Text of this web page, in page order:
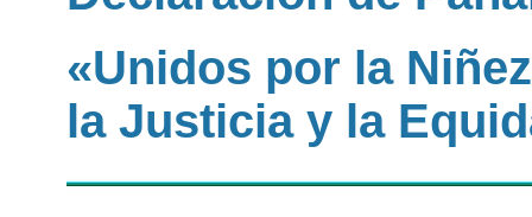
«Unidos por la
la Justicia y la